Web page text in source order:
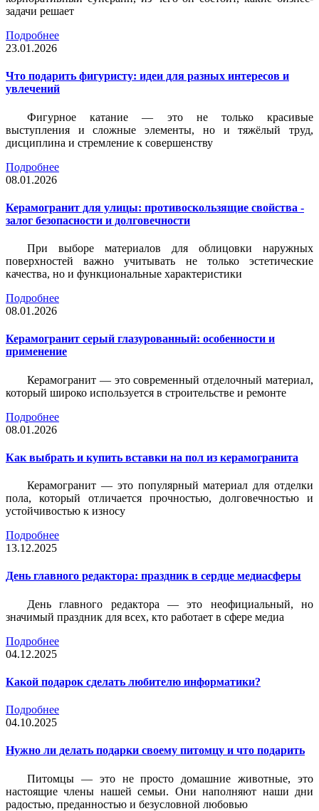
задачи решает
Подробнее
23.01.2026
Что подарить фигуристу: идеи для разных интересов и
увлечений
Фигурное катание — это не только красивые
выступления и сложные элементы, но и тяжёлый труд,
дисциплина и стремление к совершенству
Подробнее
08.01.2026
Керамогранит для улицы: противоскользящие свойства -
залог безопасности и долговечности
При выборе материалов для облицовки наружных
поверхностей важно учитывать не только эстетические
качества, но и функциональные характеристики
Подробнее
08.01.2026
Керамогранит серый глазурованный: особенности и
применение
Керамогранит — это современный отделочный материал,
который широко используется в строительстве и ремонте
Подробнее
08.01.2026
Как выбрать и купить вставки на пол из керамогранита
Керамогранит — это популярный материал для отделки
пола, который отличается прочностью, долговечностью и
устойчивостью к износу
Подробнее
13.12.2025
День главного редактора: праздник в сердце медиасферы
День главного редактора — это неофициальный, но
значимый праздник для всех, кто работает в сфере медиа
Подробнее
04.12.2025
Какой подарок сделать любителю информатики?
Подробнее
04.10.2025
Нужно ли делать подарки своему питомцу и что подарить
Питомцы — это не просто домашние животные, это
настоящие члены нашей семьи. Они наполняют наши дни
радостью, преданностью и безусловной любовью